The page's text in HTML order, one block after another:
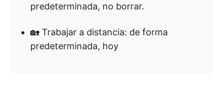
predeterminada, no borrar.
🏡 Trabajar a distancia: de forma
predeterminada, hoy